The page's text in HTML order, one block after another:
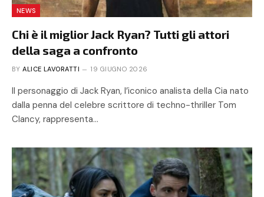
NEWS
Chi è il miglior Jack Ryan? Tutti gli attori
della saga a confronto
BY ALICE LAVORATTI 19 GIUGNO 2026
Il personaggio di Jack Ryan, l’iconico analista della Cia nato
dalla penna del celebre scrittore di techno-thriller Tom
Clancy, rappresenta…